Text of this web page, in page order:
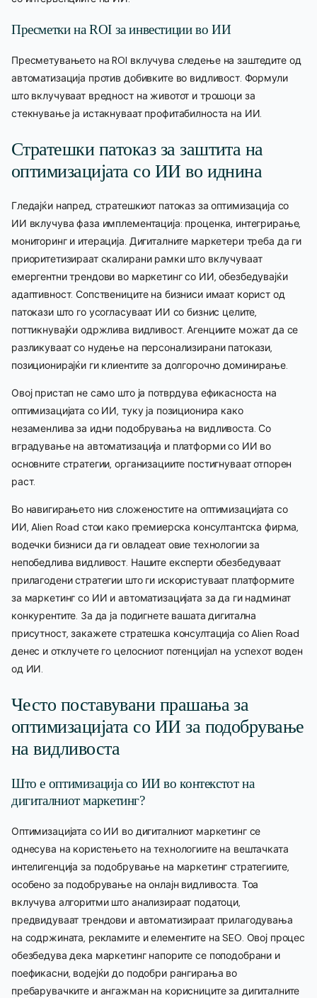
Пресметки на ROI за инвестиции во ИИ
Пресметувањето на ROI вклучува следење на заштедите од
автоматизација против добивките во видливост. Формули
што вклучуваат вредност на животот и трошоци за
стекнување ја истакнуваат профитабилноста на ИИ.
Стратешки патоказ за заштита на
оптимизацијата со ИИ во иднина
Гледајќи напред, стратешкиот патоказ за оптимизација со
ИИ вклучува фаза имплементација: проценка, интегрирање,
мониторинг и итерација. Дигиталните маркетери треба да ги
приоритетизираат скалирани рамки што вклучуваат
емергентни трендови во маркетинг со ИИ, обезбедувајќи
адаптивност. Сопствениците на бизниси имаат корист од
патокази што го усогласуваат ИИ со бизнис целите,
поттикнувајќи одржлива видливост. Агенциите можат да се
разликуваат со нудење на персонализирани патокази,
позиционирајќи ги клиентите за долгорочно доминирање.
Овој пристап не само што ја потврдува ефикасноста на
оптимизацијата со ИИ, туку ја позиционира како
незаменлива за идни подобрувања на видливоста. Со
вградување на автоматизација и платформи со ИИ во
основните стратегии, организациите постигнуваат отпорен
раст.
Во навигирањето низ сложеностите на оптимизацијата со
ИИ, Alien Road стои како премиерска консултантска фирма,
водечки бизниси да ги овладеат овие технологии за
непобедлива видливост. Нашите експерти обезбедуваат
прилагодени стратегии што ги искористуваат платформите
за маркетинг со ИИ и автоматизацијата за да ги надминат
конкурентите. За да ја подигнете вашата дигитална
присутност, закажете стратешка консултација со Alien Road
денес и отклучете го целосниот потенцијал на успехот воден
од ИИ.
Често поставувани прашања за
оптимизацијата со ИИ за подобрување
на видливоста
Што е оптимизација со ИИ во контекстот на
дигиталниот маркетинг?
Оптимизацијата со ИИ во дигиталниот маркетинг се
однесува на користењето на технологиите на вештачката
интелигенција за подобрување на маркетинг стратегиите,
особено за подобрување на онлајн видливоста. Тоа
вклучува алгоритми што анализираат податоци,
предвидуваат трендови и автоматизираат прилагодувања
на содржината, рекламите и елементите на SEO. Овој процес
обезбедува дека маркетинг напорите се поподобрани и
поефикасни, водејќи до подобри рангирања во
пребарувачките и ангажман на корисниците за дигиталните